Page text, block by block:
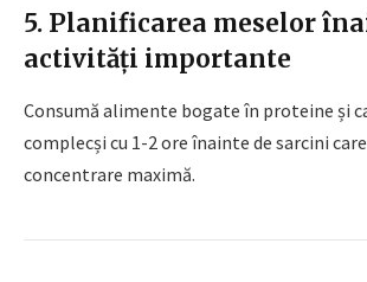
5. Planificarea meselor
activități importante
Consumă alimente bogate în proteine și
complecși cu 1-2 ore înainte de sarcini
concentrare maximă.